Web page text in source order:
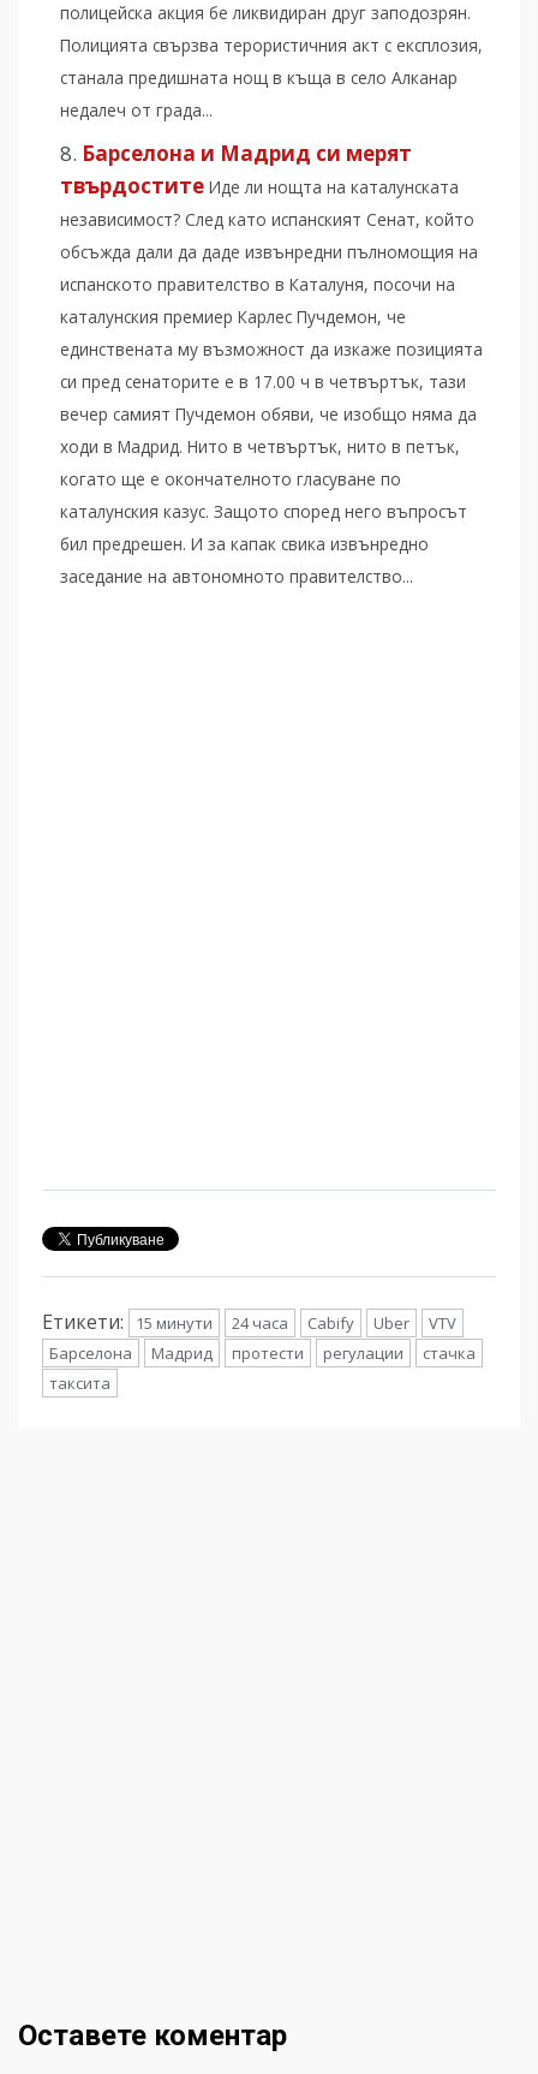
полицейска акция бе ликвидиран друг заподозрян.
Полицията свързва терористичния акт с експлозия,
станала предишната нощ в къща в село Алканар
недалеч от града...
Барселона и Мадрид си мерят
твърдостите Иде ли нощта на каталунската
независимост? След като испанският Сенат, който
обсъжда дали да даде извънредни пълномощия на
испанското правителство в Каталуня, посочи на
каталунския премиер Карлес Пучдемон, че
единствената му възможност да изкаже позицията
си пред сенаторите е в 17.00 ч в четвъртък, тази
вечер самият Пучдемон обяви, че изобщо няма да
ходи в Мадрид. Нито в четвъртък, нито в петък,
когато ще е окончателното гласуване по
каталунския казус. Защото според него въпросът
бил предрешен. И за капак свика извънредно
заседание на автономното правителство...
Етикети: 15 минути 24 часа Cabify Uber
VTV
Барселона
Мадрид протести регулации
стачка
таксита
Оставете коментар